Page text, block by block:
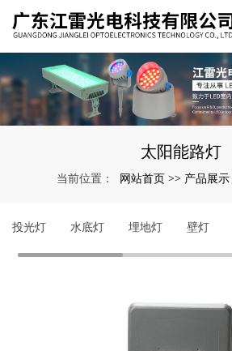
太阳能路灯
当前位置： 网站首页 >> 产品展示
投光灯 水底灯 埋地灯 壁灯